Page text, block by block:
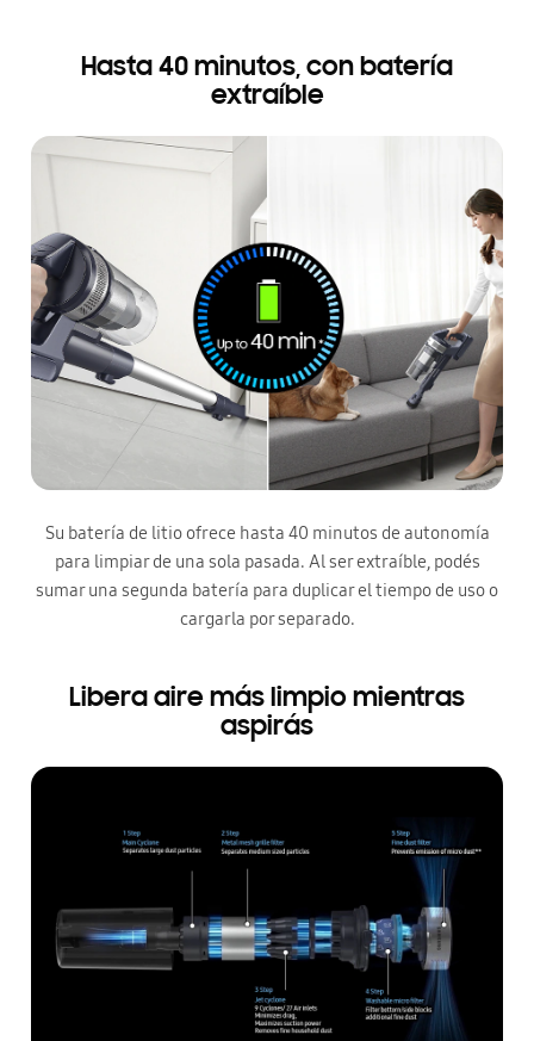
Hasta 40 minutos, con batería
extraíble
Su batería de litio ofrece hasta 40 minutos de autonomía
para limpiar de una sola pasada. Al ser extraíble, podés
sumar una segunda batería para duplicar el tiempo de uso o
cargarla por separado.
Libera aire más limpio mientras
aspirás